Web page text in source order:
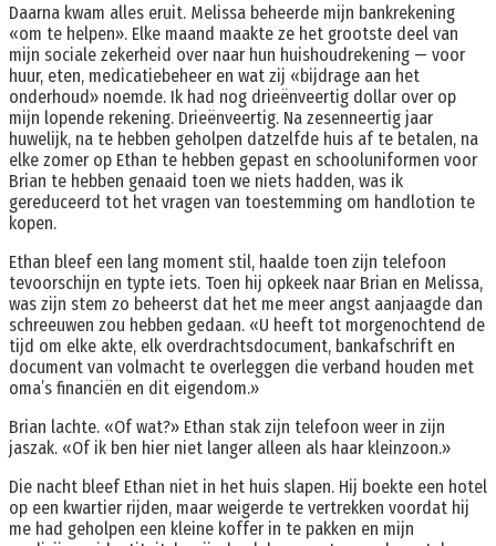
Daarna kwam alles eruit. Melissa beheerde mijn bankrekening
«om te helpen». Elke maand maakte ze het grootste deel van
mijn sociale zekerheid over naar hun huishoudrekening — voor
huur, eten, medicatiebeheer en wat zij «bijdrage aan het
onderhoud» noemde. Ik had nog drieënveertig dollar over op
mijn lopende rekening. Drieënveertig. Na zesenneertig jaar
huwelijk, na te hebben geholpen datzelfde huis af te betalen, na
elke zomer op Ethan te hebben gepast en schooluniformen voor
Brian te hebben genaaid toen we niets hadden, was ik
gereduceerd tot het vragen van toestemming om handlotion te
kopen.
Ethan bleef een lang moment stil, haalde toen zijn telefoon
tevoorschijn en typte iets. Toen hij opkeek naar Brian en Melissa,
was zijn stem zo beheerst dat het me meer angst aanjaagde dan
schreeuwen zou hebben gedaan. «U heeft tot morgenochtend de
tijd om elke akte, elk overdrachtsdocument, bankafschrift en
document van volmacht te overleggen die verband houden met
oma’s financiën en dit eigendom.»
Brian lachte. «Of wat?» Ethan stak zijn telefoon weer in zijn
jaszak. «Of ik ben hier niet langer alleen als haar kleinzoon.»
Die nacht bleef Ethan niet in het huis slapen. Hij boekte een hotel
op een kwartier rijden, maar weigerde te vertrekken voordat hij
me had geholpen een kleine koffer in te pakken en mijn